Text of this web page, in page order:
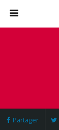
Partager